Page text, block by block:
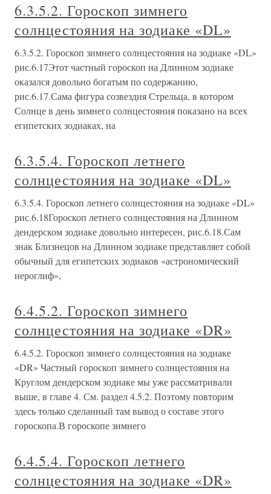
6.3.5.2. Гороскоп зимнего
солнцестояния на зодиаке «DL»
6.3.5.2. Гороскоп зимнего солнцестояния на зодиаке «DL»
рис.6.17Этот частный гороскоп на Длинном зодиаке
оказался довольно богатым по содержанию,
рис.6.17.Сама фигура созвездия Стрельца, в котором
Солнце в день зимнего солнцестояния показано на всех
египетских зодиаках, на
6.3.5.4. Гороскоп летнего
солнцестояния на зодиаке «DL»
6.3.5.4. Гороскоп летнего солнцестояния на зодиаке «DL»
рис.6.18Гороскоп летнего солнцестояния на Длинном
дендерском зодиаке довольно интересен, рис.6.18.Сам
знак Близнецов на Длинном зодиаке представляет собой
обычный для египетских зодиаков «астрономический
иероглиф»,
6.4.5.2. Гороскоп зимнего
солнцестояния на зодиаке «DR»
6.4.5.2. Гороскоп зимнего солнцестояния на зодиаке
«DR» Частный гороскоп зимнего солнцестояния на
Круглом дендерском зодиаке мы уже рассматривали
выше, в главе 4. См. раздел 4.5.2. Поэтому повторим
здесь только сделанный там вывод о составе этого
гороскопа.В гороскопе зимнего
6.4.5.4. Гороскоп летнего
солнцестояния на зодиаке «DR»